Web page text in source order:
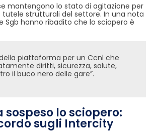
mantengono lo stato di agitazione per
strutturali del settore. In una nota
Sgb hanno ribadito che lo sciopero è
diritti, sicurezza, salute,
il buco nero delle gare”.
sospeso lo sciopero:
sugli Intercity